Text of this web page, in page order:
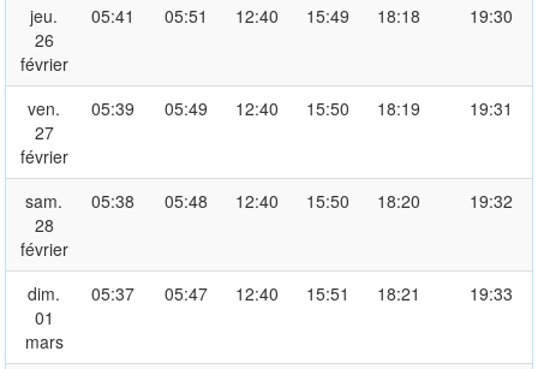
jeu.
26
février
05:41 05:51 12:40 15:49 18:18 19:30
ven.
27
février
05:39 05:49 12:40 15:50 18:19 19:31
sam.
28
février
05:38 05:48 12:40 15:50 18:20 19:32
dim.
01
mars
05:37 05:47 12:40 15:51 18:21 19:33